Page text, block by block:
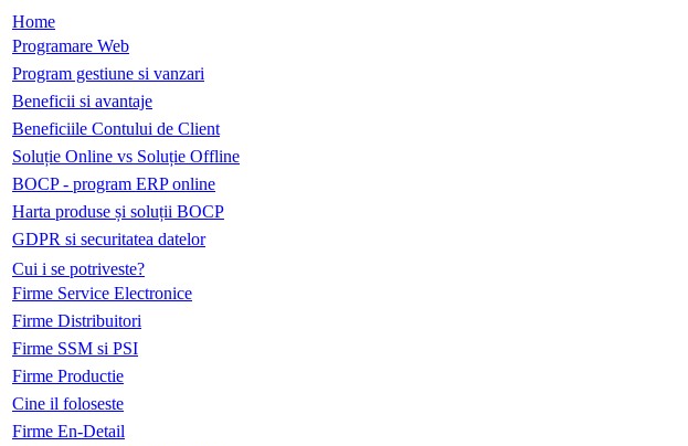
Home
Programare Web
Program gestiune si vanzari
Beneficii si avantaje
Beneficiile Contului de Client
Soluție Online vs Soluție Offline
BOCP - program ERP online
Harta produse și soluții BOCP
GDPR si securitatea datelor
Cui i se potriveste?
Firme Service Electronice
Firme Distribuitori
Firme SSM si PSI
Firme Productie
Cine il foloseste
Firme En-Detail